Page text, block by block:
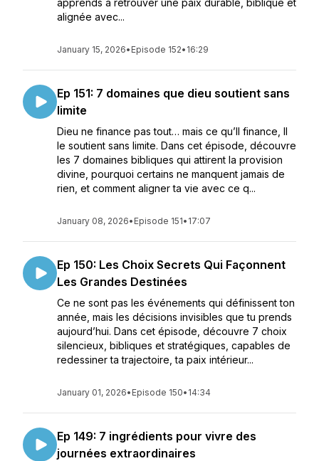
apprends à retrouver une paix durable, biblique et
alignée avec...
January 15, 2026• Episode 152• 16:29
Ep 151: 7 domaines que dieu soutient sans
limite
Dieu ne finance pas tout… mais ce qu’Il finance, Il
le soutient sans limite. Dans cet épisode, découvre
les 7 domaines bibliques qui attirent la provision
divine, pourquoi certains ne manquent jamais de
rien, et comment aligner ta vie avec ce q...
January 08, 2026• Episode 151• 17:07
Ep 150: Les Choix Secrets Qui Façonnent
Les Grandes Destinées
Ce ne sont pas les événements qui définissent ton
année, mais les décisions invisibles que tu prends
aujourd’hui. Dans cet épisode, découvre 7 choix
silencieux, bibliques et stratégiques, capables de
redessiner ta trajectoire, ta paix intérieur...
January 01, 2026• Episode 150• 14:34
Ep 149: 7 ingrédients pour vivre des
journées extraordinaires